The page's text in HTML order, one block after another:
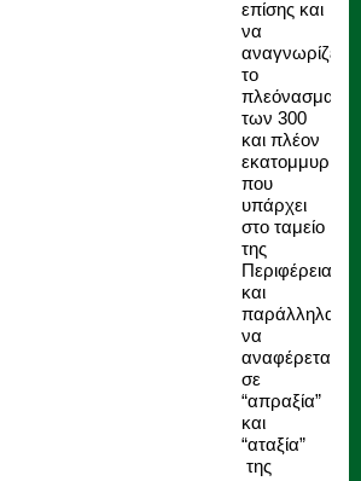
επίσης και
να
αναγνωρίζει
το
πλεόνασμα
των 300
και πλέον
εκατομμυρίων,
που
υπάρχει
στο ταμείο
της
Περιφέρειας
και
παράλληλα
να
αναφέρεται
σε
“απραξία”
και
“αταξία”
της